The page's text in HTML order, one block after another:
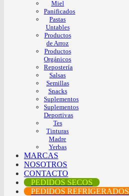
Miel
Panificados
Pastas
Untables
Productos
de Arroz
Productos
Orgánicos
Repostería
Salsas
Semillas
Snacks
Suplementos
Suplementos
Deportivas
Tes
Tinturas
Madre
Yerbas
MARCAS
NOSOTROS
CONTACTO
PEDIDOS SECOS
PEDIDOS REFRIGERADOS